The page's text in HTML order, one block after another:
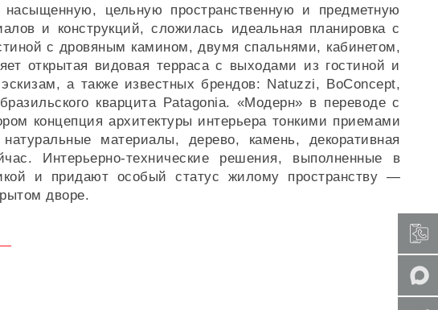
насыщенную, цельную пространственную и предметную
и конструкций, сложилась идеальная планировка с
с дровяным камином, двумя спальнями, кабинетом,
открытая видовая терраса с выходами из гостиной и
а также известных брендов: Natuzzi, BoConcept,
кварцита Patagonia. «Модерн» в переводе с
концепция архитектуры интерьера тонкими приемами
материалы, дерево, камень, декоративная
Интерьерно-технические решения, выполненные в
и придают особый статус жилому пространству —
дворе.